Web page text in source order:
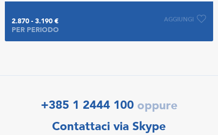
AGGIUNGI
2.870 - 3.190 €
PER PERIODO
+385 1 2444 100 oppure
Contattaci via Skype